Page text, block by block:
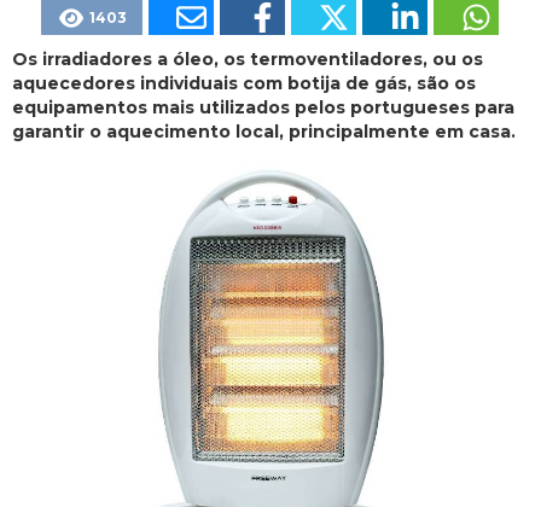
1403
Os irradiadores a óleo, os termoventiladores, ou os
aquecedores individuais com botija de gás, são os
equipamentos mais utilizados pelos portugueses para
garantir o aquecimento local, principalmente em casa.